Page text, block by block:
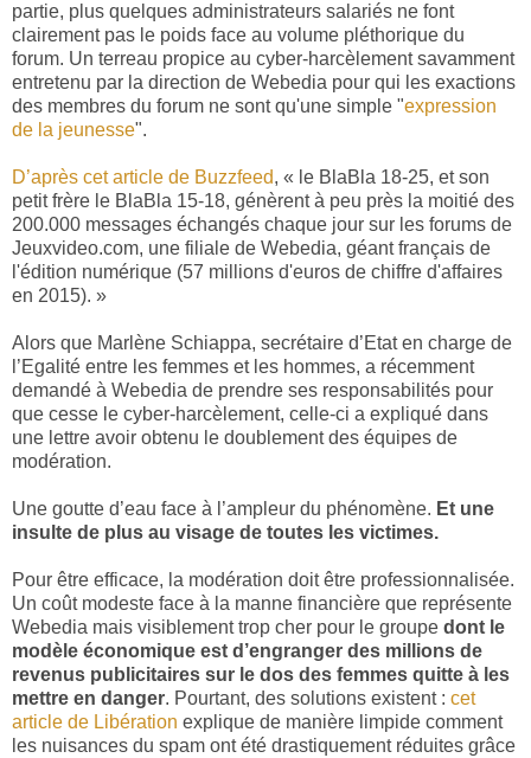
partie, plus quelques administrateurs salariés ne font
clairement pas le poids face au volume pléthorique du
forum. Un terreau propice au cyber-harcèlement savamment
entretenu par la direction de Webedia pour qui les exactions
des membres du forum ne sont qu'une simple "expression
de la jeunesse".
D’après cet article de Buzzfeed, « le BlaBla 18-25, et son
petit frère le BlaBla 15-18, génèrent à peu près la moitié des
200.000 messages échangés chaque jour sur les forums de
Jeuxvideo.com, une filiale de Webedia, géant français de
l'édition numérique (57 millions d'euros de chiffre d'affaires
en 2015). »
Alors que Marlène Schiappa, secrétaire d’Etat en charge de
l’Egalité entre les femmes et les hommes, a récemment
demandé à Webedia de prendre ses responsabilités pour
que cesse le cyber-harcèlement, celle-ci a expliqué dans
une lettre avoir obtenu le doublement des équipes de
modération.
Une goutte d’eau face à l’ampleur du phénomène. Et une
insulte de plus au visage de toutes les victimes.
Pour être efficace, la modération doit être professionnalisée.
Un coût modeste face à la manne financière que représente
Webedia mais visiblement trop cher pour le groupe dont le
modèle économique est d’engranger des millions de
revenus publicitaires sur le dos des femmes quitte à les
mettre en danger. Pourtant, des solutions existent : cet
article de Libération explique de manière limpide comment
les nuisances du spam ont été drastiquement réduites grâce